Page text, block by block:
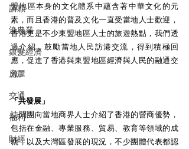
請願
漁農業
銀髮經濟
房屋
交通
福利
財經
盟地區本身的文化體系中蘊含著中華文化的元
素，而且香港的普及文化一直受當地人士歡迎，
香港更是不少東盟地區人士的旅遊熱點，我們透
過介紹，鼓勵當地人民訪港交流，得到積極回
應，促進了香港與東盟地區經濟與人民的融通交
流。
「共發展」
訪問團向當地商界人士介紹了香港的營商優勢，
包括在金融、專業服務、貿易、教育等領域的成
就，以及大灣區發展的現況，不少團體代表都認